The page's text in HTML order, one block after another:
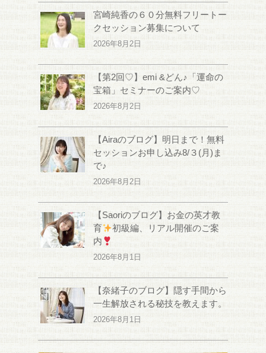
宮崎純香の６０分無料フリートー
クセッション募集について
2026年8月2日
【第2回♡】emi &どん♪「運命の
宝箱」セミナーのご案内♡
2026年8月2日
【Airaのブログ】明日まで！無料
セッションお申し込み8/３(月)ま
で♪
2026年8月2日
【Saoriのブログ】お金の英才教
育
初級編、リアル開催のご案
内
2026年8月1日
【奈緒子のブログ】隠す手間から
一生解放される秘技を教えます。
2026年8月1日